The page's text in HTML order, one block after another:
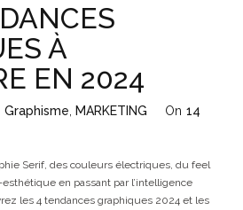
À
EN 2024
Graphisme MARKETING On 14
Serif, des couleurs électriques, du feel
en passant par l’intelligence
les 4 tendances graphiques 2024 et les